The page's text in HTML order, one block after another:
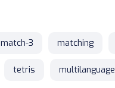
match-3 matching
tetris multilanguage